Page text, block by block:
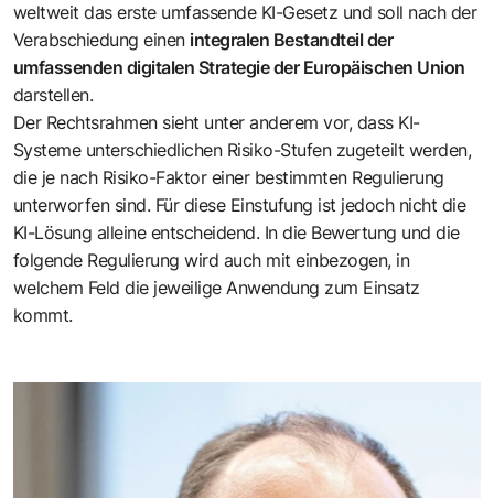
weltweit das erste umfassende KI-Gesetz und soll nach der
Verabschiedung einen integralen Bestandteil der
umfassenden digitalen Strategie der Europäischen Union
darstellen.
Der Rechtsrahmen sieht unter anderem vor, dass KI-
Systeme unterschiedlichen Risiko-Stufen zugeteilt werden,
die je nach Risiko-Faktor einer bestimmten Regulierung
unterworfen sind. Für diese Einstufung ist jedoch nicht die
KI-Lösung alleine entscheidend. In die Bewertung und die
folgende Regulierung wird auch mit einbezogen, in
welchem Feld die jeweilige Anwendung zum Einsatz
kommt.